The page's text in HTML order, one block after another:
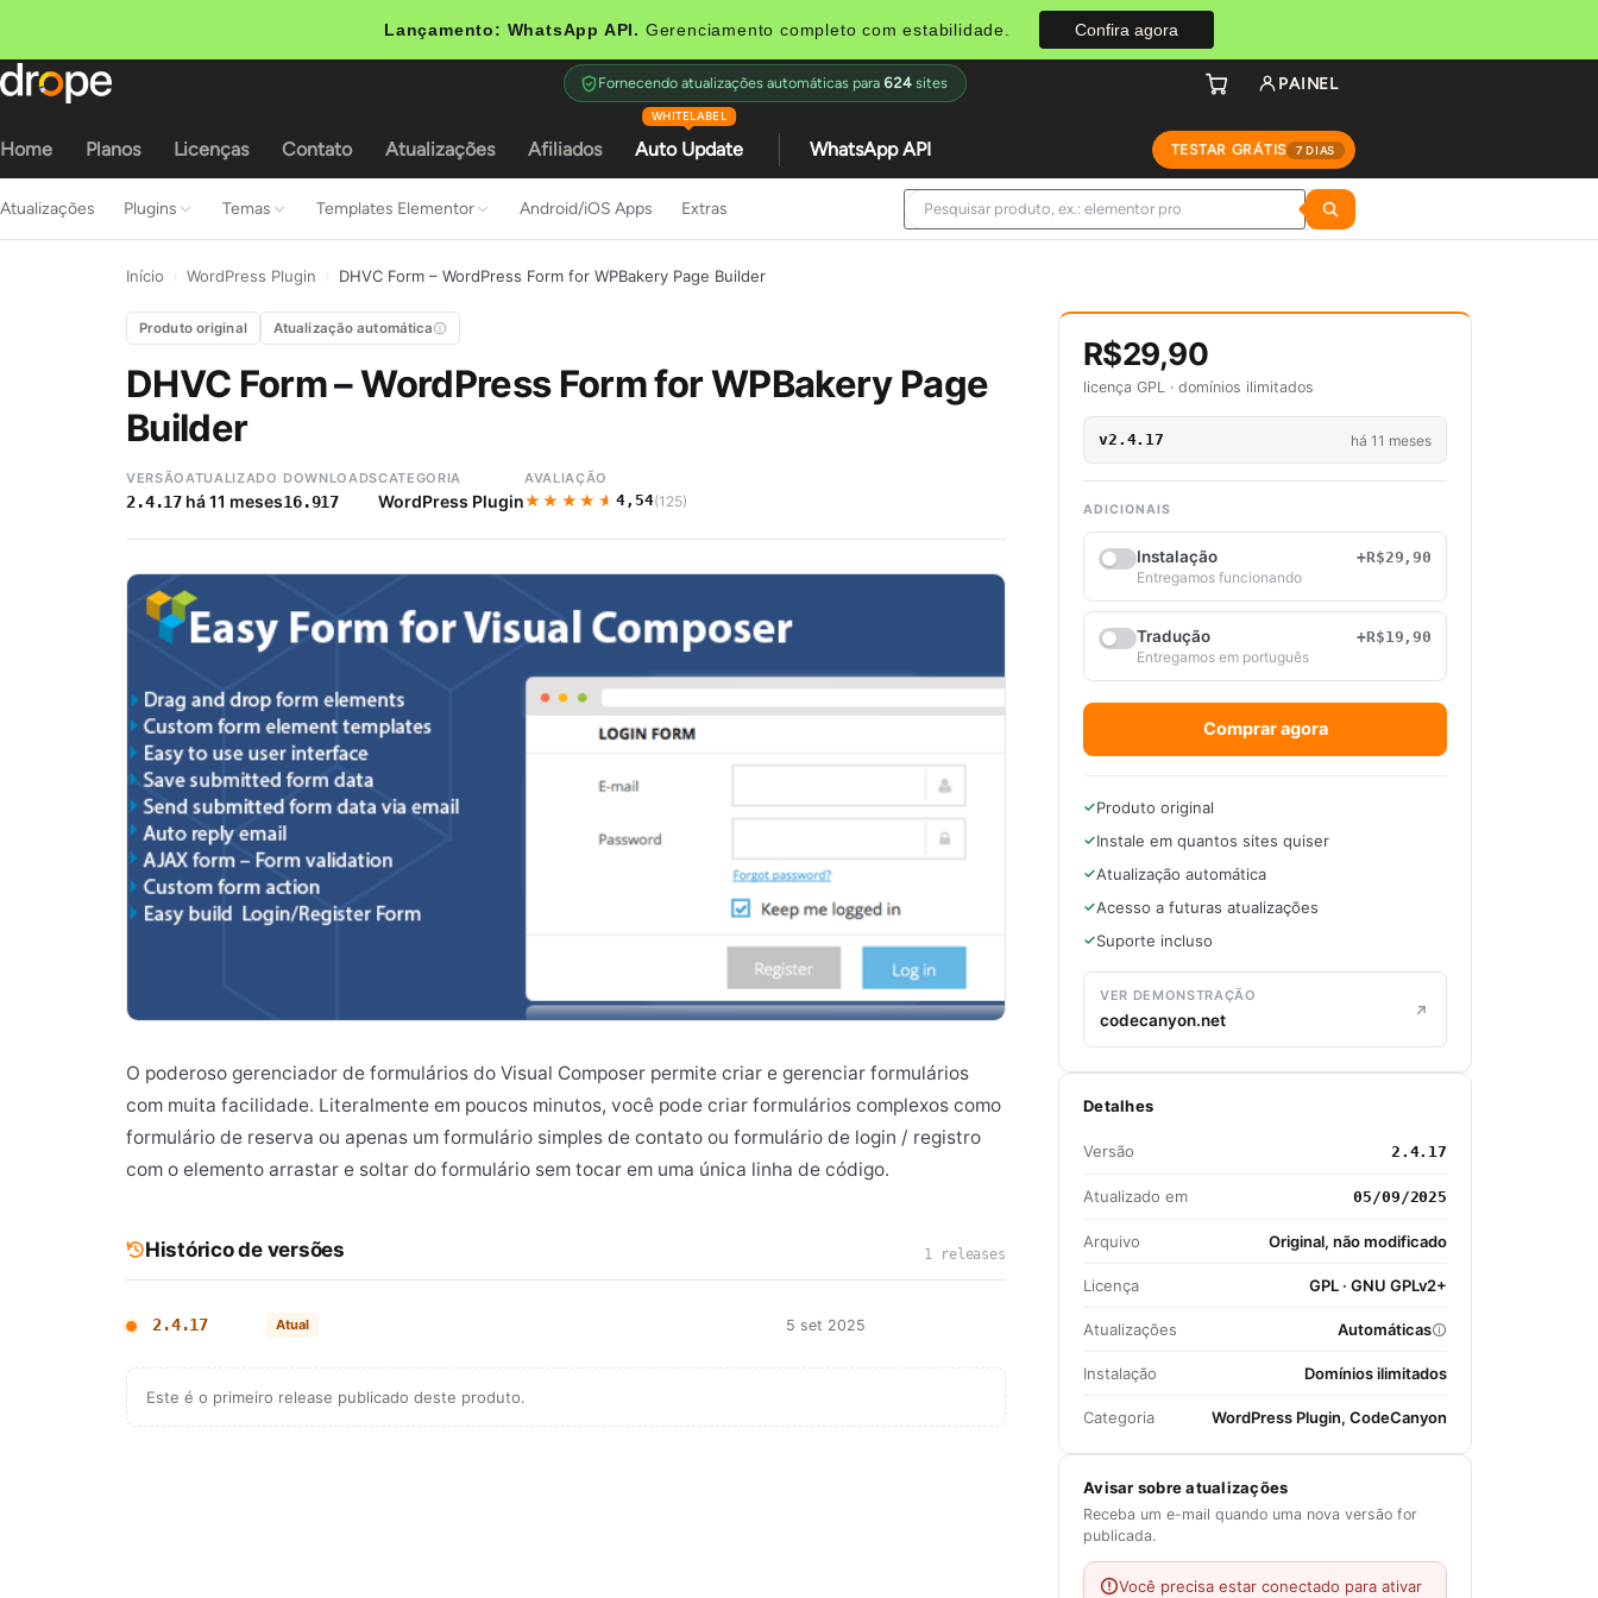
Lançamento: WhatsApp API. Gerenciamento completo com estabilidade. Confira agora
Home Planos Licenças Contato Atualizações Afiliados Auto Update
WHITELABEL
WhatsApp API TESTAR GRÁTIS 7 DIAS
Fornecendo atualizações automáticas para 624 sites PAINEL
Atualizações Plugins Temas Templates Elementor Android/iOS Apps Extras
Início WordPress Plugin DHVC Form – WordPress Form for WPBakery Page Builder
Produto original Atualização automática
DHVC Form – WordPress Form for WPBakery Page
Builder
VERSÃO
2.4.17
ATUALIZADO
há 11 meses
DOWNLOADS
16.917
CATEGORIA
WordPress Plugin
AVALIAÇÃO
★★★★★
★★★★★4,54(125)
O poderoso gerenciador de formulários do Visual Composer permite criar e gerenciar formulários
com muita facilidade. Literalmente em poucos minutos, você pode criar formulários complexos como
formulário de reserva ou apenas um formulário simples de contato ou formulário de login / registro
com o elemento arrastar e soltar do formulário sem tocar em uma única linha de código.
Histórico de versões 1 releases
2.4.17 Atual 5 set 2025
Este é o primeiro release publicado deste produto.
R$29,90
licença GPL · domínios ilimitados
v2.4.17 há 11 meses
ADICIONAIS
Instalação
+R$29,90
Entregamos funcionando
Tradução
+R$19,90
Entregamos em português
Comprar agora
Produto original
Instale em quantos sites quiser
Atualização automática
Acesso a futuras atualizações
Suporte incluso
VER DEMONSTRAÇÃO
codecanyon.net
Detalhes
Versão 2.4.17
Atualizado em 05/09/2025
Arquivo Original, não modificado
Licença GPL · GNU GPLv2+
Atualizações Automáticas
Instalação Domínios ilimitados
Categoria WordPress Plugin, CodeCanyon
Avisar sobre atualizações
Receba um e-mail quando uma nova versão for
publicada.
Você precisa estar conectado para ativar